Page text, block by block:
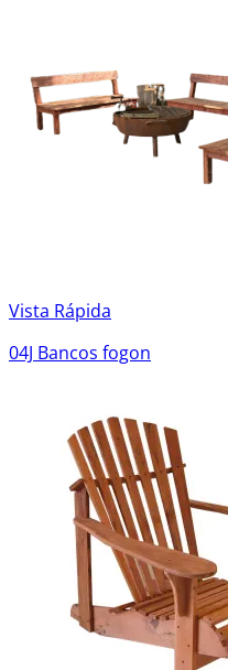
Vista Rápida
04J Bancos fogon